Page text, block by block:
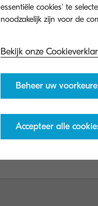
15000c:
introductie
TASKalfa Pro
essentiële cookies' te
Bekijk onze
Beheer uw
Accepteer alle